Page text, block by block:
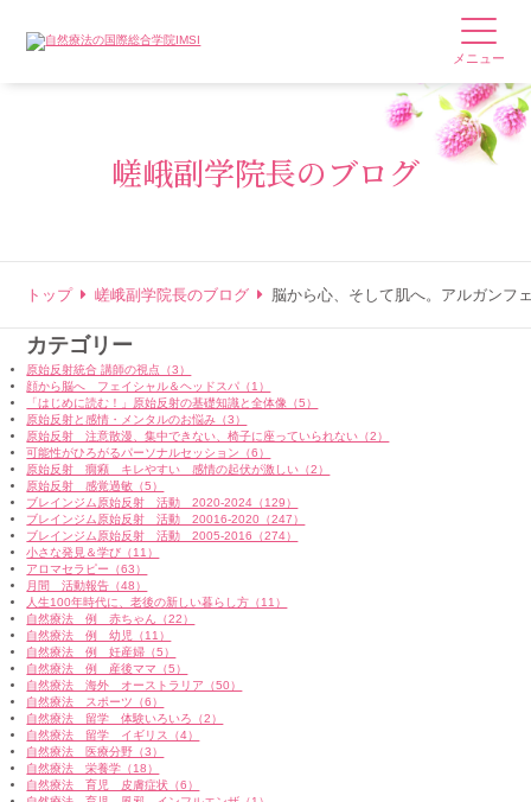
メニュー
嵯峨副学院長のブログ
トップ 嵯峨副学院長のブログ 脳から心、そして肌へ。アルガンフ
カテゴリー
原始反射統合 講師の視点（3）
顔から脳へ フェイシャル＆ヘッドスパ（1）
「はじめに読む！」原始反射の基礎知識と全体像（5）
原始反射と感情・メンタルのお悩み（3）
原始反射 注意散漫、集中できない、椅子に座っていられない（2）
可能性がひろがるパーソナルセッション（6）
原始反射 癇癪 キレやすい 感情の起伏が激しい（2）
原始反射 感覚過敏（5）
ブレインジム原始反射 活動 2020-2024（129）
ブレインジム原始反射 活動 20016-2020（247）
ブレインジム原始反射 活動 2005-2016（274）
小さな発見＆学び（11）
アロマセラピー（63）
月間 活動報告（48）
人生100年時代に、老後の新しい暮らし方（11）
自然療法 例 赤ちゃん（22）
自然療法 例 幼児（11）
自然療法 例 妊産婦（5）
自然療法 例 産後ママ（5）
自然療法 海外 オーストラリア（50）
自然療法 スポーツ（6）
自然療法 留学 体験いろいろ（2）
自然療法 留学 イギリス（4）
自然療法 医療分野（3）
自然療法 栄養学（18）
自然療法 育児 皮膚症状（6）